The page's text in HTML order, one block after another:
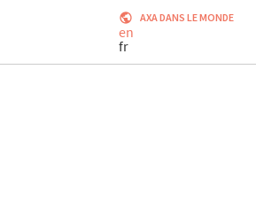
AXA DANS LE MONDE
en
fr